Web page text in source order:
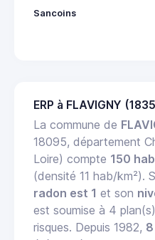
Sancoins
ERP à FLAVIGNY
La commune de
18095, département
Loire) compte 150
(densité 11 hab/km²).
radon est 1 et son
est soumise à 4
risques. Depuis 1982,